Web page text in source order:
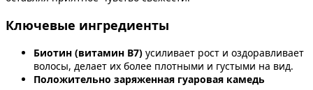
Ключевые ингредиенты
Биотин (витамин В7) усиливает рост и оздоравливает
волосы, делает их более плотными и густыми на вид.
Положительно заряженная гуаровая камедь